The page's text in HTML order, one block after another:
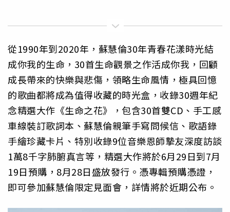
從1990年到2020年，蘇慧倫30年青春花漾時光結
成你我的生命，30首生命觀景之作活成你我，回顧
成長帶來的快樂與悲傷，領略生命風情，極具回憶
的歌曲都將成為值得收藏的時光盒，收錄30週年紀
念精選大作《生命之花》，包含30首雙CD、手工感
車線裝訂歌詞本、蘇慧倫親筆手寫問候信、歌語錄
手繪珍藏卡片、特別收錄9位音樂恩師摯友深度訪談
1萬8千字肺腑真言等，精選大作將於6月29日到7月
19日預購，8月28日盛放發行。憑專輯預購憑證，
即可參加蘇慧倫限定見面會，詳情將於近期公布。